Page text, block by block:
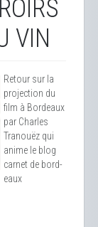
VIN
Retour sur la
projection du
film à Bordeaux
par Charles
Tranouëz qui
anime le blog
carnet de bord-
eaux